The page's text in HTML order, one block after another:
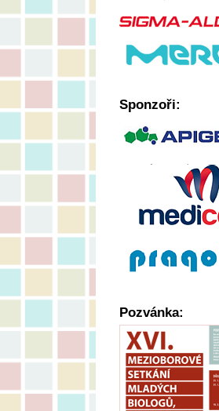
Sponzoři:
Pozvánka: